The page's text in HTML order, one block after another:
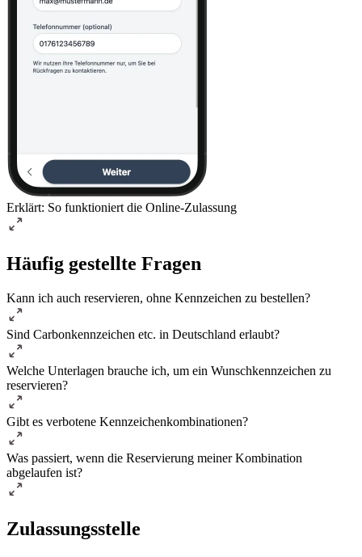
Erklärt: So funktioniert die Online-Zulassung
Häufig gestellte Fragen
Kann ich auch reservieren, ohne Kennzeichen zu bestellen?
Sind Carbonkennzeichen etc. in Deutschland erlaubt?
Welche Unterlagen brauche ich, um ein Wunschkennzeichen zu
reservieren?
Gibt es verbotene Kennzeichenkombinationen?
Was passiert, wenn die Reservierung meiner Kombination
abgelaufen ist?
Zulassungsstelle